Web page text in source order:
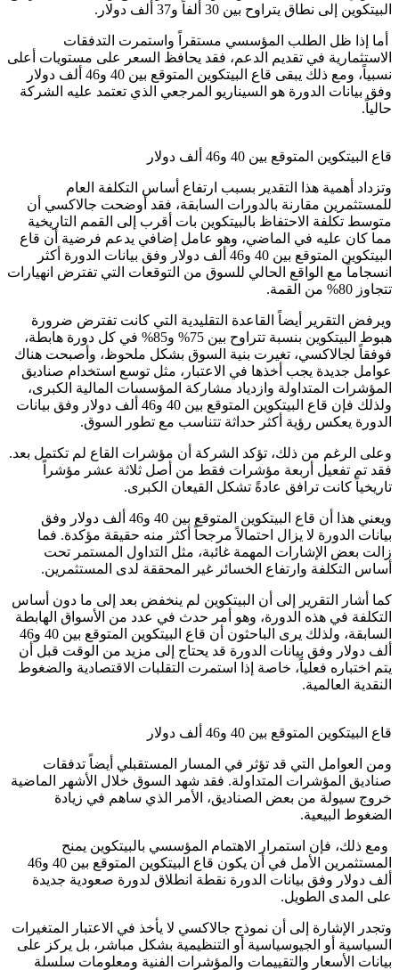
البيتكوين إلى نطاق يتراوح بين 30 ألفاً و37 ألف دولار.
أما إذا ظل الطلب المؤسسي مستقراً واستمرت التدفقات
الاستثمارية في تقديم الدعم، فقد يحافظ السعر على مستويات أعلى
نسبياً، ومع ذلك يبقى قاع البيتكوين المتوقع بين 40 و46 ألف دولار
وفق بيانات الدورة هو السيناريو المرجعي الذي تعتمد عليه الشركة
حالياً.
قاع البيتكوين المتوقع بين 40 و46 ألف دولار
وتزداد أهمية هذا التقدير بسبب ارتفاع أساس التكلفة العام
للمستثمرين مقارنة بالدورات السابقة، فقد أوضحت جالاكسي أن
متوسط تكلفة الاحتفاظ بالبيتكوين بات أقرب إلى القمم التاريخية
مما كان عليه في الماضي، وهو عامل إضافي يدعم فرضية أن قاع
البيتكوين المتوقع بين 40 و46 ألف دولار وفق بيانات الدورة أكثر
انسجاماً مع الواقع الحالي للسوق من التوقعات التي تفترض انهيارات
تتجاوز 80% من القمة.
ويرفض التقرير أيضاً القاعدة التقليدية التي كانت تفترض ضرورة
هبوط البيتكوين بنسبة تتراوح بين 75% و85% في كل دورة هابطة،
فوفقاً لجالاكسي، تغيرت بنية السوق بشكل ملحوظ، وأصبحت هناك
عوامل جديدة يجب أخذها في الاعتبار، مثل توسع استخدام صناديق
المؤشرات المتداولة وازدياد مشاركة المؤسسات المالية الكبرى،
ولذلك فإن قاع البيتكوين المتوقع بين 40 و46 ألف دولار وفق بيانات
الدورة يعكس رؤية أكثر حداثة تتناسب مع تطور السوق.
وعلى الرغم من ذلك، تؤكد الشركة أن مؤشرات القاع لم تكتمل بعد.
فقد تم تفعيل أربعة مؤشرات فقط من أصل ثلاثة عشر مؤشراً
تاريخياً كانت ترافق عادةً تشكل القيعان الكبرى.
ويعني هذا أن قاع البيتكوين المتوقع بين 40 و46 ألف دولار وفق
بيانات الدورة لا يزال احتمالاً مرجحاً أكثر منه حقيقة مؤكدة. فما
زالت بعض الإشارات المهمة غائبة، مثل التداول المستمر تحت
أساس التكلفة وارتفاع الخسائر غير المحققة لدى المستثمرين.
كما أشار التقرير إلى أن البيتكوين لم ينخفض بعد إلى ما دون أساس
التكلفة في هذه الدورة، وهو أمر حدث في عدد من الأسواق الهابطة
السابقة، ولذلك يرى الباحثون أن قاع البيتكوين المتوقع بين 40 و46
ألف دولار وفق بيانات الدورة قد يحتاج إلى مزيد من الوقت قبل أن
يتم اختباره فعلياً، خاصة إذا استمرت التقلبات الاقتصادية والضغوط
النقدية العالمية.
قاع البيتكوين المتوقع بين 40 و46 ألف دولار
ومن العوامل التي قد تؤثر في المسار المستقبلي أيضاً تدفقات
صناديق المؤشرات المتداولة. فقد شهد السوق خلال الأشهر الماضية
خروج سيولة من بعض الصناديق، الأمر الذي ساهم في زيادة
الضغوط البيعية.
ومع ذلك، فإن استمرار الاهتمام المؤسسي بالبيتكوين يمنح
المستثمرين الأمل في أن يكون قاع البيتكوين المتوقع بين 40 و46
ألف دولار وفق بيانات الدورة نقطة انطلاق لدورة صعودية جديدة
على المدى الطويل.
وتجدر الإشارة إلى أن نموذج جالاكسي لا يأخذ في الاعتبار المتغيرات
السياسية أو الجيوسياسية أو التنظيمية بشكل مباشر، بل يركز على
بيانات الأسعار والتقييمات والمؤشرات الفنية ومعلومات سلسلة